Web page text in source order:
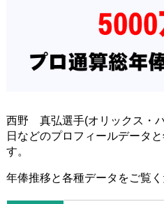
西野 真弘選手(オリックス・
日などのプロフィールデータ
す。
年俸推移と各種データをご覧く